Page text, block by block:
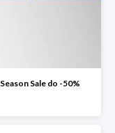
Sale do -50%